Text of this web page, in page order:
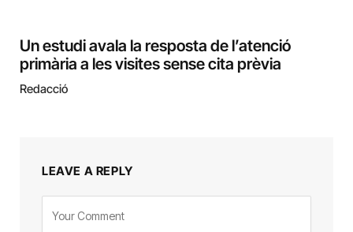
Un estudi avala la resposta de l’atenció
primària a les visites sense cita prèvia
Redacció
LEAVE A REPLY